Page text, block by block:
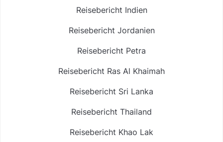
Reisebericht Indien
Reisebericht Jordanien
Reisebericht Petra
Reisebericht Ras Al Khaimah
Reisebericht Sri Lanka
Reisebericht Thailand
Reisebericht Khao Lak